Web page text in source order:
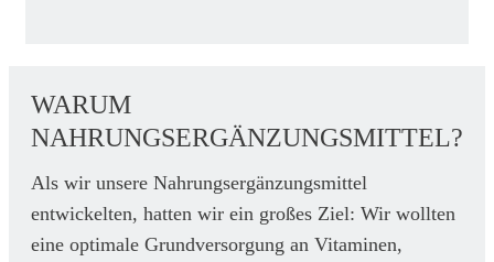
WARUM
NAHRUNGSERGÄNZUNGSMITTEL?
Als wir unsere Nahrungsergänzungsmittel
entwickelten, hatten wir ein großes Ziel: Wir wollten
eine optimale Grundversorgung an Vitaminen,